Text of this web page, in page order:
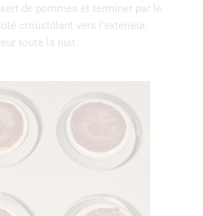
de pommes et terminer par le
croustillant vers l’extérieur.
toute la nuit.